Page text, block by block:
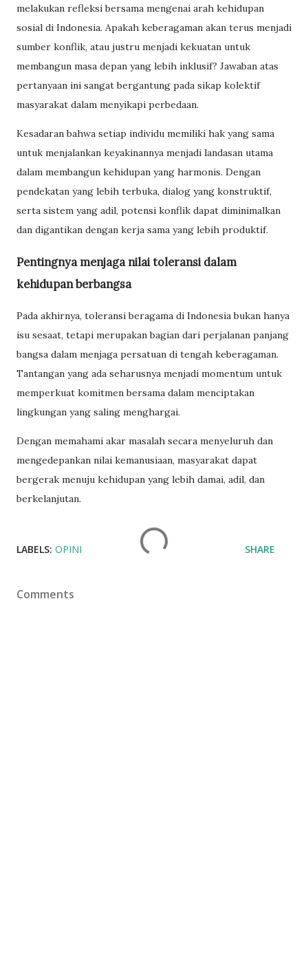
melakukan refleksi bersama mengenai arah kehidupan
sosial di Indonesia. Apakah keberagaman akan terus menjadi
sumber konflik, atau justru menjadi kekuatan untuk
membangun masa depan yang lebih inklusif? Jawaban atas
pertanyaan ini sangat bergantung pada sikap kolektif
masyarakat dalam menyikapi perbedaan.
Kesadaran bahwa setiap individu memiliki hak yang sama
untuk menjalankan keyakinannya menjadi landasan utama
dalam membangun kehidupan yang harmonis. Dengan
pendekatan yang lebih terbuka, dialog yang konstruktif,
serta sistem yang adil, potensi konflik dapat diminimalkan
dan digantikan dengan kerja sama yang lebih produktif.
Pentingnya menjaga nilai toleransi dalam
kehidupan berbangsa
Pada akhirnya, toleransi beragama di Indonesia bukan hanya
isu sesaat, tetapi merupakan bagian dari perjalanan panjang
bangsa dalam menjaga persatuan di tengah keberagaman.
Tantangan yang ada seharusnya menjadi momentum untuk
memperkuat komitmen bersama dalam menciptakan
lingkungan yang saling menghargai.
Dengan memahami akar masalah secara menyeluruh dan
mengedepankan nilai kemanusiaan, masyarakat dapat
bergerak menuju kehidupan yang lebih damai, adil, dan
berkelanjutan.
LABELS: OPINI SHARE
Comments